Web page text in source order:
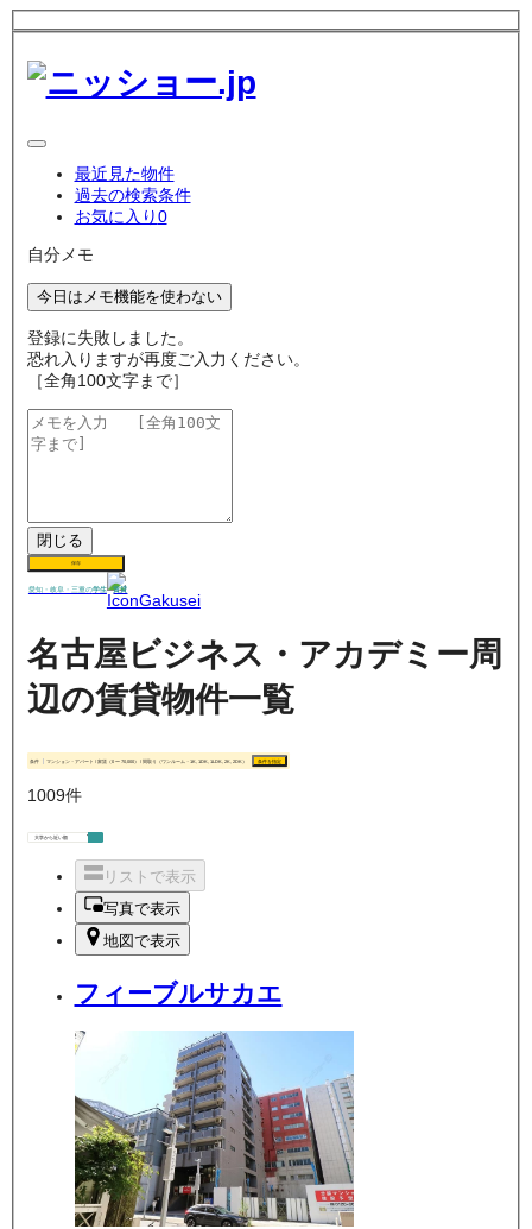
最近見た物件
過去の検索条件
お気に入り0
自分メモ
今日はメモ機能を使わない
登録に失敗しました。
恐れ入りますが再度ご入力ください。
［全角100文字まで］
閉じる
保存
愛知・岐阜・三重の学生 賃貸
名古屋ビジネス・アカデミー周
辺の賃貸物件一覧
条件 マンション・アパート / 家賃（0 〜 70,000） / 間取り（ワンルーム・1K, 1DK, 1LDK, 2K, 2DK） 条件を指定
1009件
リストで表示
写真で表示
地図で表示
フィーブルサカエ